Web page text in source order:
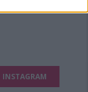
INSTAGRAM